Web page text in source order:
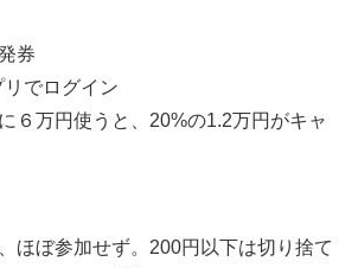
券
でログイン
６万円使うと、20%の1.2万円がキャ
ぼ参加せず。200円以下は切り捨て